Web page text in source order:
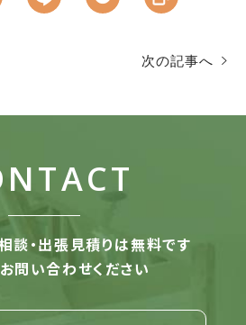
次の記事へ
談・出張見積りは無料です
問い合わせください